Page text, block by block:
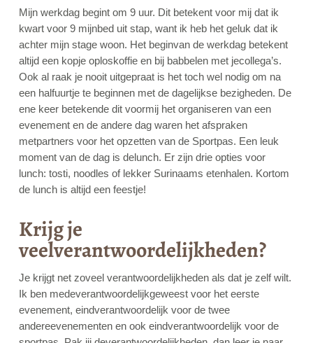
Mijn werkdag begint om 9 uur. Dit betekent voor mij dat ik
kwart voor 9 mijnbed uit stap, want ik heb het geluk dat ik
achter mijn stage woon. Het beginvan de werkdag betekent
altijd een kopje oploskoffie en bij babbelen met jecollega’s.
Ook al raak je nooit uitgepraat is het toch wel nodig om na
een halfuurtje te beginnen met de dagelijkse bezigheden. De
ene keer betekende dit voormij het organiseren van een
evenement en de andere dag waren het afspraken
metpartners voor het opzetten van de Sportpas. Een leuk
moment van de dag is delunch. Er zijn drie opties voor
lunch: tosti, noodles of lekker Surinaams etenhalen. Kortom
de lunch is altijd een feestje!
Krijg je
veelverantwoordelijkheden?
Je krijgt net zoveel verantwoordelijkheden als dat je zelf wilt.
Ik ben medeverantwoordelijkgeweest voor het eerste
evenement, eindverantwoordelijk voor de twee
andereevenementen en ook eindverantwoordelijk voor de